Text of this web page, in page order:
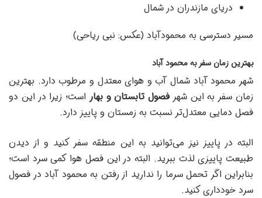
دریای مازندران در شمال
مسیر دسترسی به محمودآباد (عکس: نبی ریاحی)
بهترین زمان سفر به محمود آباد
شهر محمود آباد شمال آب و هوای معتدل و مرطوب دارد. بهترین
زمان سفر به این شهرفصول تابستان و بهار است؛ زیرا در این دو
فصل دمایی معتدل‌تر نسبت به زمستان و پاییز دارد.
البته در پاییز نیز می‌توانید به این منطقه سفر کنید و از دیدن
طبیعت پاییزی لذت ببرید. البته در این فصل هوا کمی سرد است؛
بنابراین اگر تحمل سرما را ندارید از رفتن به محمود آباد در فصول
سرد خودداری کنید.